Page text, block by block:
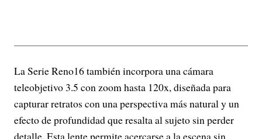
La Serie Reno16 también incorpora una cámara
teleobjetivo 3.5 con zoom hasta 120x, diseñada para
capturar retratos con una perspectiva más natural y un
efecto de profundidad que resalta al sujeto sin perder
detalle. Esta lente permite acercarse a la escena sin